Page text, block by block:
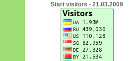
Start visitors - 21.03.2009